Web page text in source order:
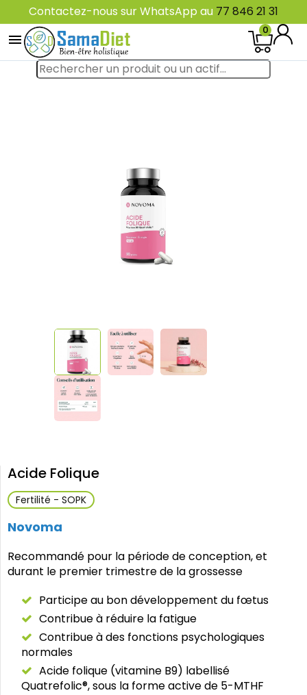
Contactez-nous sur WhatsApp au 77 846 21 31

0
Acide Folique
Fertilité - SOPK
Novoma
Recommandé pour la période de conception, et
durant le premier trimestre de la grossesse
Participe au bon développement du fœtus
Contribue à réduire la fatigue
Contribue à des fonctions psychologiques
normales
Acide folique (vitamine B9) labellisé
Quatrefolic®, sous la forme active de 5-MTHF